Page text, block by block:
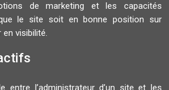
de marketing et les capacités
le site soit en bonne position sur
visibilité.
entre l’administrateur d’un site et les